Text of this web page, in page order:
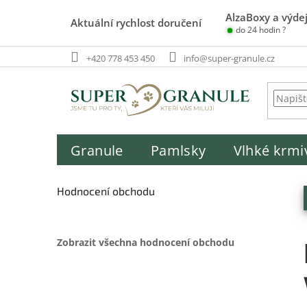
Aktuální rychlost doručení AlzaBoxy a
do 24 hodin ?
+420 778 453 450 info@super-granule.cz
Granule Pamlsky Vlhké
o
a
Hodnocení obchodu
Zobrazit všechna hodnocení obchodu